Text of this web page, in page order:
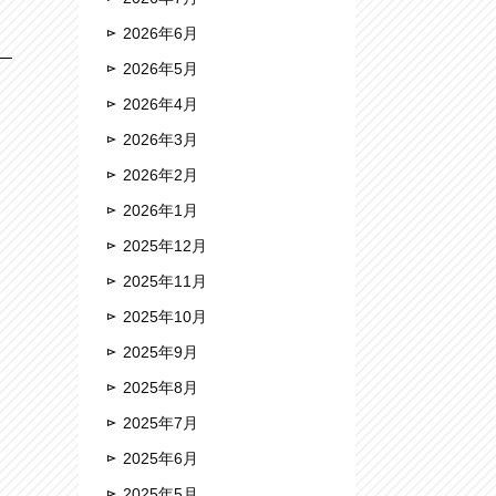
2026年6月
2026年5月
2026年4月
2026年3月
2026年2月
2026年1月
2025年12月
2025年11月
2025年10月
2025年9月
2025年8月
2025年7月
2025年6月